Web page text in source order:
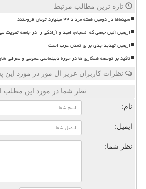
تازه ترین مطالب مرتبط
سینماها در دومین هفته مرداد ۴۴ میلیارد تومان فروختند
اربعین آئین جمعی که انسجام، امید و آزادگی را در جامعه تقویت
اربعین تهدید جدی برای تمدن غرب است
تاکید بر توسعه همکاری ها در حوزه دیپلماسی عمومی و معرفی
نظرات کاربران عزیز ال مور در مورد
نظر شما در مورد این مطلب
نام:
ایمیل:
نظر شما: